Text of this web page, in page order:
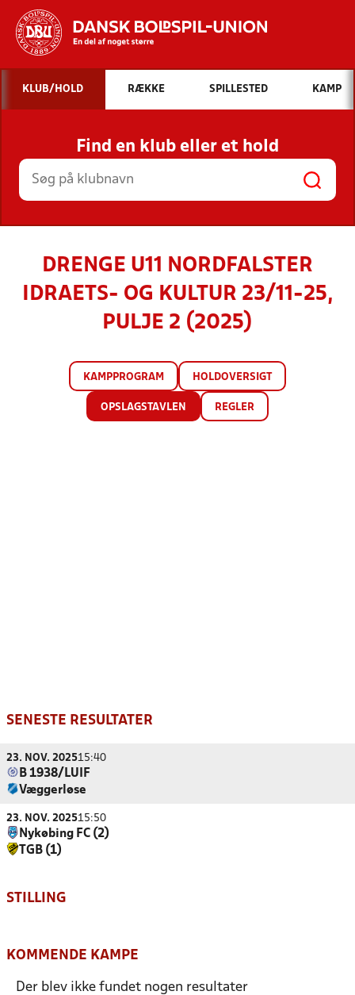
Hvad vil du søge efter?
INDHOLD OG NYHEDER
STILLINGER, RESULTATER, KLUBBER OG
HOLD
KLUB/HOLD RÆKKE SPILLESTED KAMP
Find en klub eller et hold
DRENGE U11 NORDFALSTER
IDRAETS- OG KULTUR 23/11-25,
PULJE 2 (2025)
KAMPPROGRAM HOLDOVERSIGT
OPSLAGSTAVLEN REGLER
SENESTE RESULTATER
23. NOV. 202515:40
B 1938/LUIF
Væggerløse
23. NOV. 202515:50
Nykøbing FC (2)
TGB (1)
STILLING
KOMMENDE KAMPE
Der blev ikke fundet nogen resultater